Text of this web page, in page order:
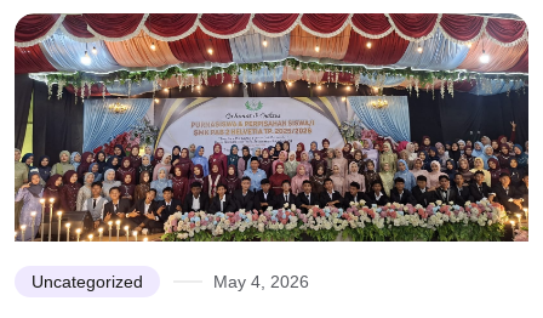
Uncategorized May 4, 2026